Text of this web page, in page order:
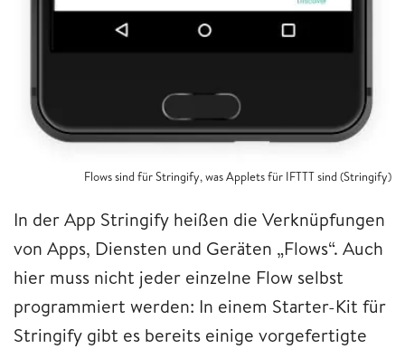
Flows sind für Stringify, was Applets für IFTTT sind (Stringify)
In der App Stringify heißen die Verknüpfungen
von Apps, Diensten und Geräten „Flows“. Auch
hier muss nicht jeder einzelne Flow selbst
programmiert werden: In einem Starter-Kit für
Stringify gibt es bereits einige vorgefertigte